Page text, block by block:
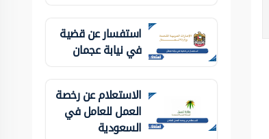
استفسار عن قضية
في نيابة عجمان
الاستعلام عن رخصة
العمل للعامل في
السعودية